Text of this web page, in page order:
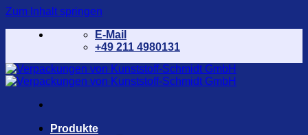
Zum Inhalt springen
E-Mail
+49 211 4980131
Produkte